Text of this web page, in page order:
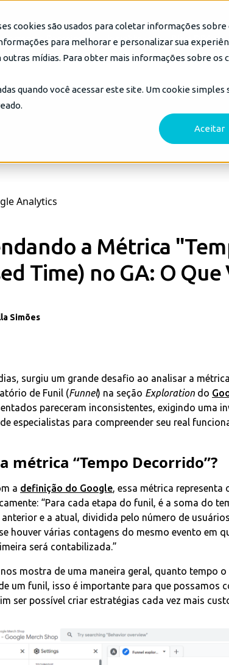
cookies são usados para coletar informações
para melhorar e personalizar sua
mídias. Para obter mais informações sobre os
quando você acessar este site. Um cookie simples
Aceitar
e Parceiros Insights Blog DP6
Analytics
a Métrica
Time) no GA: O Que
Simões
surgiu um grande desafio ao analisar a
de Funil (Funnel) na seção Exploration do
pareceram inconsistentes, exigindo uma
especialistas para compreender seu real
métrica “Tempo Decorrido”?
a definição do Google, essa métrica
“Para cada etapa do funil, é a soma do
e a atual, dividida pelo número de
houver várias contagens do mesmo evento em
será contabilizada.”
mostra de uma maneira geral, quanto tempo
um funil, isso é importante para que possamos
ser possível criar estratégias cada vez mais